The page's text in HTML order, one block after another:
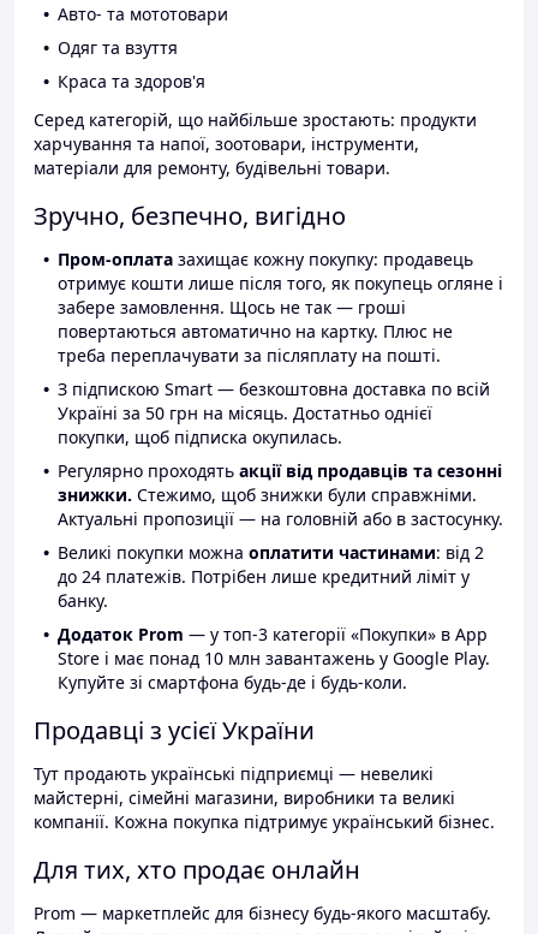
Авто- та мототовари
Одяг та взуття
Краса та здоров'я
Серед категорій, що найбільше зростають: продукти
харчування та напої, зоотовари, інструменти,
матеріали для ремонту, будівельні товари.
Зручно, безпечно, вигідно
Пром-оплата захищає кожну покупку: продавець
отримує кошти лише після того, як покупець огляне і
забере замовлення. Щось не так — гроші
повертаються автоматично на картку. Плюс не
треба переплачувати за післяплату на пошті.
З підпискою Smart — безкоштовна доставка по всій
Україні за 50 грн на місяць. Достатньо однієї
покупки, щоб підписка окупилась.
Регулярно проходять акції від продавців та сезонні
знижки. Стежимо, щоб знижки були справжніми.
Актуальні пропозиції — на головній або в застосунку.
Великі покупки можна оплатити частинами: від 2
до 24 платежів. Потрібен лише кредитний ліміт у
банку.
Додаток Prom — у топ-3 категорії «Покупки» в App
Store і має понад 10 млн завантажень у Google Play.
Купуйте зі смартфона будь-де і будь-коли.
Продавці з усієї України
Тут продають українські підприємці — невеликі
майстерні, сімейні магазини, виробники та великі
компанії. Кожна покупка підтримує український бізнес.
Для тих, хто продає онлайн
Prom — маркетплейс для бізнесу будь-якого масштабу.